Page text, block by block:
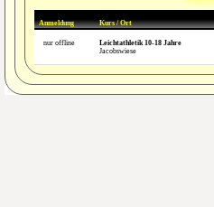
Anmeldung Kurs / Ort
nur offline
Leichtathletik 10-18 Jahre
Jacobswiese